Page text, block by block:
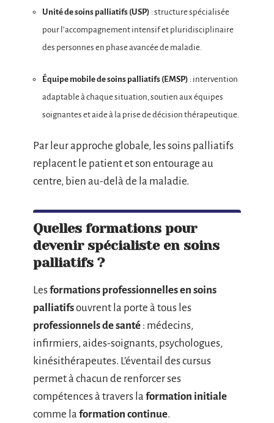
Unité de soins palliatifs (USP) : structure spécialisée
pour l’accompagnement intensif et pluridisciplinaire
des personnes en phase avancée de maladie.
Équipe mobile de soins palliatifs (EMSP) : intervention
adaptable à chaque situation, soutien aux équipes
soignantes et aide à la prise de décision thérapeutique.
Par leur approche globale, les soins palliatifs
replacent le patient et son entourage au
centre, bien au-delà de la maladie.
Quelles formations pour
devenir spécialiste en soins
palliatifs ?
Lesformations professionnelles en soins
palliatifsouvrent la porte à tous les
professionnels de santé : médecins,
infirmiers, aides-soignants, psychologues,
kinésithérapeutes. L’éventail des cursus
permet à chacun de renforcer ses
compétences à travers la formation initiale
comme la formation continue.